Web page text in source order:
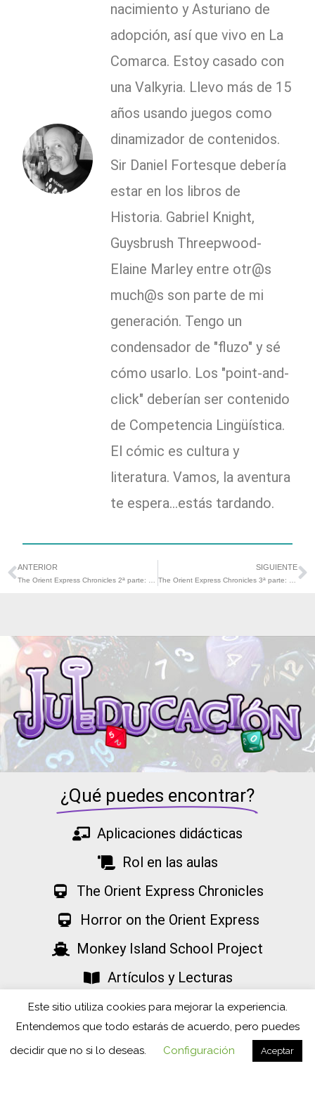
nacimiento y Asturiano de
adopción, así que vivo en La
Comarca. Estoy casado con
una Valkyria. Llevo más de 15
años usando juegos como
dinamizador de contenidos.
Sir Daniel Fortesque debería
estar en los libros de
Historia. Gabriel Knight,
Guysbrush Threepwood-
Elaine Marley entre otr@s
much@s son parte de mi
generación. Tengo un
condensador de "fluzo" y sé
cómo usarlo. Los "point-and-
click" deberían ser contenido
de Competencia Lingüística.
El cómic es cultura y
literatura. Vamos, la aventura
te espera...estás tardando.
Ant
ANTERIOR
The Orient Express Chronicles 2ª parte: Empieza nuestro viaje…primeros pasitos de la F.A.R.
SIGUIENTE
The Orient Express Chronicles 3ª parte: Final de Trimestre
¿Qué puedes encontrar?
Aplicaciones didácticas
Rol en las aulas
The Orient Express Chronicles
Horror on the Orient Express
Monkey Island School Project
Artículos y Lecturas
Proyectos
The Bloomfield Mysteries
Este sitio utiliza cookies para mejorar la experiencia.
Entendemos que todo estarás de acuerdo, pero puedes
decidir que no si lo deseas.
Configuración Aceptar